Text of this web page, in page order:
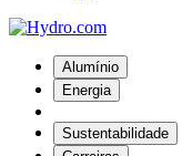
Alumínio
Energia
Sustentabilidade